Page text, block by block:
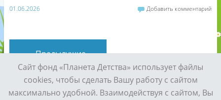
01.06.2026 Добавить комментарий
«Предыдущие
Сайт фонд «Планета Детства» использует файлы
cookies, чтобы сделать Вашу работу с сайтом
максимально удобной. Взаимодействуя с сайтом, Вы